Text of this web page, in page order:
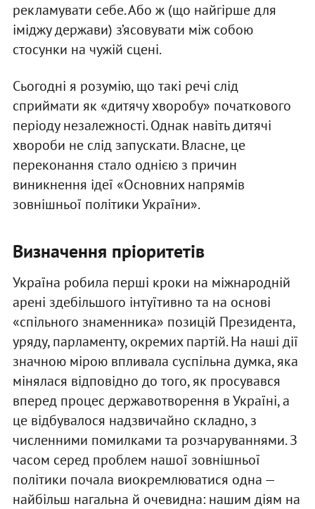
рекламувати себе. Або ж (що найгірше для
іміджу держави) з’ясовувати між собою
стосунки на чужій сцені.
Сьогодні я розумію, що такі речі слід
сприймати як «дитячу хворобу» початкового
періоду незалежності. Однак навіть дитячі
хвороби не слід запускати. Власне, це
переконання стало однією з причин
виникнення ідеї «Основних напрямів
зовнішньої політики України».
Визначення пріоритетів
Україна робила перші кроки на міжнародній
арені здебільшого інтуїтивно та на основі
«спільного знаменника» позицій Президента,
уряду, парламенту, окремих партій. На наші дії
значною мірою впливала суспільна думка, яка
мінялася відповідно до того, як просувався
вперед процес державотворення в Україні, а
це відбувалося надзвичайно складно, з
численними помилками та розчаруваннями. З
часом серед проблем нашої зовнішньої
політики почала виокремлюватися одна —
найбільш нагальна й очевидна: нашим діям на